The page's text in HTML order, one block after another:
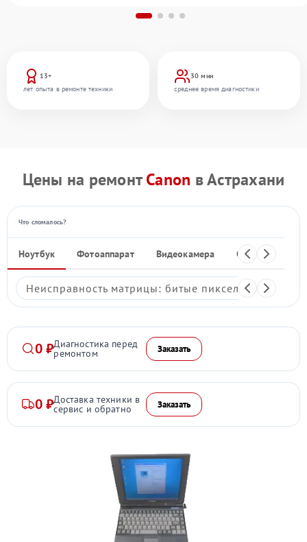
13+
лет опыта в ремонте техники
30 мин
среднее время диагностики
Цены на ремонтCanon в Астрахани
Что сломалось?
Ноутбук Фотоаппарат Видеокамера Объектив
Неисправность матрицы: битые пиксели,
0 ₽Диагностика перед
ремонтом Заказать
0 ₽Доставка техники в
сервис и обратно Заказать